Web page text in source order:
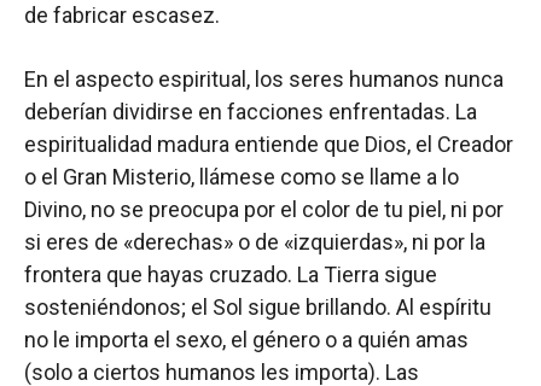
de fabricar escasez.
En el aspecto espiritual, los seres humanos nunca
deberían dividirse en facciones enfrentadas. La
espiritualidad madura entiende que Dios, el Creador
o el Gran Misterio, llámese como se llame a lo
Divino, no se preocupa por el color de tu piel, ni por
si eres de «derechas» o de «izquierdas», ni por la
frontera que hayas cruzado. La Tierra sigue
sosteniéndonos; el Sol sigue brillando. Al espíritu
no le importa el sexo, el género o a quién amas
(solo a ciertos humanos les importa). Las